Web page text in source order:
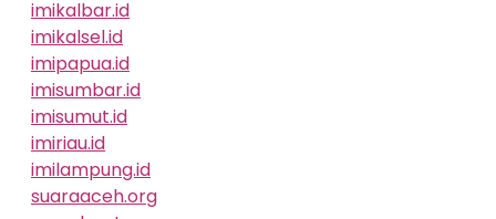
imikalbar.id
imikalsel.id
imipapua.id
imisumbar.id
imisumut.id
imiriau.id
imilampung.id
suaraaceh.org